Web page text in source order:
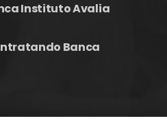
Instituto Avalia
Banca